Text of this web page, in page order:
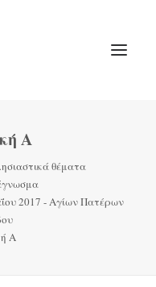
Α
θέματα
2017 - Αγίων Πατέρων
Α